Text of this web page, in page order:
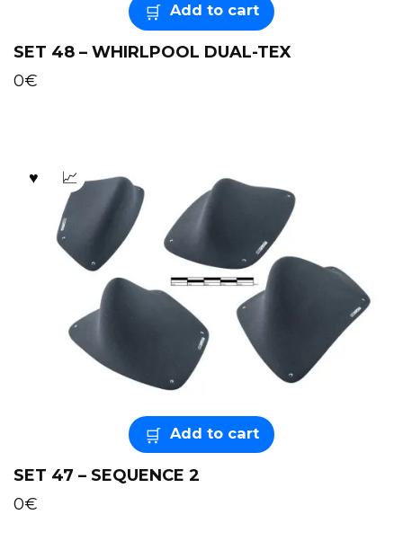
Add to cart
SET 48 – WHIRLPOOL DUAL-TEX
0€
Add to cart
SET 47 – SEQUENCE 2
0€